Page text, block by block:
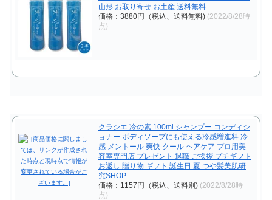
山形 お取り寄せ お土産 送料無料
価格：3880円（税込、送料無料) (2022/8/28時
点)
クラシエ 冷の素 100ml シャンプー コンディシ
ョナー ボディソープにも使える冷感増進料 冷
感 メントール 爽快 クール ヘアケア プロ用美
容室専門店 プレゼント 退職 ご挨拶 プチギフト
お返し 贈り物 ギフト 誕生日 夏 つや髪美肌研
究SHOP
価格：1157円（税込、送料別) (2022/8/28時
点)